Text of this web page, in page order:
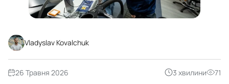
Vladyslav Kovalchuk
3 хвилини 71
26 Травня 2026